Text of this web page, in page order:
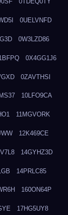
0UELVNFD
0W3LZD86
0X4GG1J6
0ZAVTHSI
10LFO9CA
11MGVORK
12K469CE
14GYHZ3D
14PRLC85
160ON64P
17HG5UY8